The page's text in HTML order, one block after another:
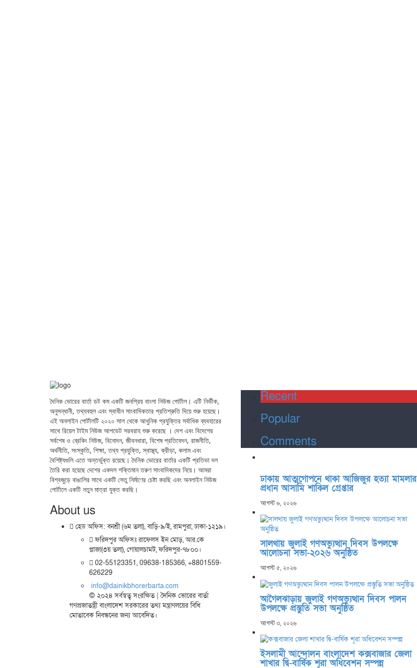
দৈনিক ভোরের বার্তা ডট কম একটি জনপ্রিয় বাংলা নিউজ পোর্টাল। এটি নির্ভীক,
অনুসন্ধানী, তথ্যবহুল এবং স্বাধীন সাংবাদিকতার প্রতিশ্রুতি দিয়ে শুরু হয়েছে।
এই অনলাইন পোর্টালটি ২০২০ সাল থেকে আধুনিক প্রযুক্তির সর্বাধিক ব্যবহারের
সাথে রিয়েল টাইম নিউজ আপডেট সরবরাহ শুরু করেছে । দেশ এবং বিদেশের
সর্বশেষ ও ব্রেকিং নিউজ, বিনোদন, জীবনধারা, বিশেষ প্রতিবেদন, রাজনীতি,
অর্থনীতি, সংস্কৃতি, শিক্ষা, তথ্য প্রযুক্তি, স্বাস্থ্য, ক্রীড়া, কলাম এবং
বৈশিষ্ট্যগুলি এতে অন্তর্ভুক্ত রয়েছে। দৈনিক ভোরের বার্তার একটি প্রতিভা দল
তৈরি করা হয়েছে দেশের একদল শক্তিমান তরুণ সাংবাদিকদের নিয়ে। আমরা
বিশ্বজুড়ে বাঙালির সাথে একটি সেতু নির্মাণের চেষ্টা করছি এবং অনলাইন নিউজ
পোর্টালে একটি নতুন মাত্রা যুক্ত করছি।
About us
হেড অফিস: বনশ্রী (৬ম তলা), বাড়ি-৯/ই, রামপুরা, ঢাকা-১২১৯।
ফরিদপুর অফিসঃ রাফেলস ইন মোড়, আর.কে
প্লাজা(৩য় তলা), গোয়ালচামট, ফরিদপুর-৭৮০০।
02-55123351, 09638-185366, +8801559-
626229
info@dainikbhorerbarta.com
© ২০২৪ সর্বস্বত্ব সংরক্ষিত | দৈনিক ভোরের বার্তা
গণপ্রজাতন্ত্রী বাংলাদেশ সরকারের তথ্য মন্ত্রাণলয়ের বিধি
মোতাবেক নিবন্ধনের জন্য আবেদিত।
Recent
Popular
Comments
ঢাকায় আত্মগোপনে থাকা আজিজুর হত্যা মামলার
প্রধান আসামি শাকিল গ্রেপ্তার
আগস্ট ৬, ২০২৬
সালথায় জুলাই গণঅভ্যুত্থান দিবস উপলক্ষে
আলোচনা সভা-২০২৬ অনুষ্ঠিত
আগস্ট ৫, ২০২৬
আগৈলঝাড়ায় জুলাই গণঅভ্যুত্থান দিবস পালন
উপলক্ষে প্রস্তুতি সভা অনুষ্ঠিত
আগস্ট ৩, ২০২৬
ইসলামী আন্দোলন বাংলাদেশ কক্সবাজার জেলা
শাখার দ্বি-বার্ষিক শূরা অধিবেশন সম্পন্ন